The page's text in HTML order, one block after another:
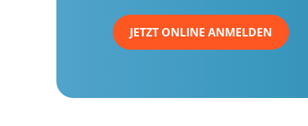
JETZT ONLINE ANMELDEN